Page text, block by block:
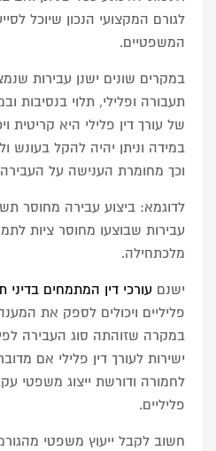
לגורם המקצועי הנכון שיוכל
המשפטיים.
במקרים שונים ישנן עבירות
תעבורה ופלילי, תלוי בנסיבות
של עורך דין פלילי היא קריטית
במידה וניתן יהיה להקל בעונש
וכך מחומרת הענישה על
לדוגמא: ביצוע עבירה מחוסר
עבירות שבוצעו מחוסר ציות
מלכתחילה.
ישנם עורכי דין המתמחים בדיני
פליליים ויכולים לספק את
במקרה שזוהתה סוג העבירה
ישירות לעורך דין פלילי אם
לחמורה ודורשת ייצוג משפטי
פליליים.
חשוב לקבל ייעוץ משפטי